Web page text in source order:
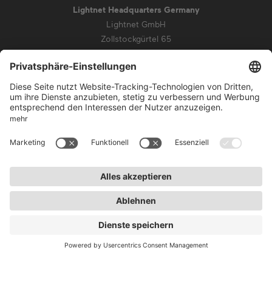
Lightnet Headquarters Germany
Lightnet GmbH
Zollstockgürtel 65
50969 Köln
Datenschutz
Garantiebedingungen
Barrierefreiheit